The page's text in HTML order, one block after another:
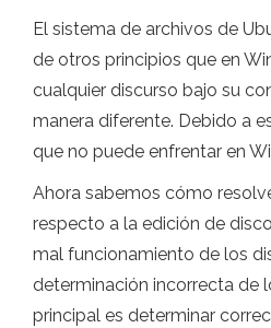
El sistema de archivos de
de otros principios que en
cualquier discurso bajo su
manera diferente. Debido a
que no puede enfrentar en
Ahora sabemos cómo
respecto a la edición de
mal funcionamiento de los
determinación incorrecta de
principal es determinar